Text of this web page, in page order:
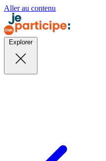
Aller au contenu
Explorer